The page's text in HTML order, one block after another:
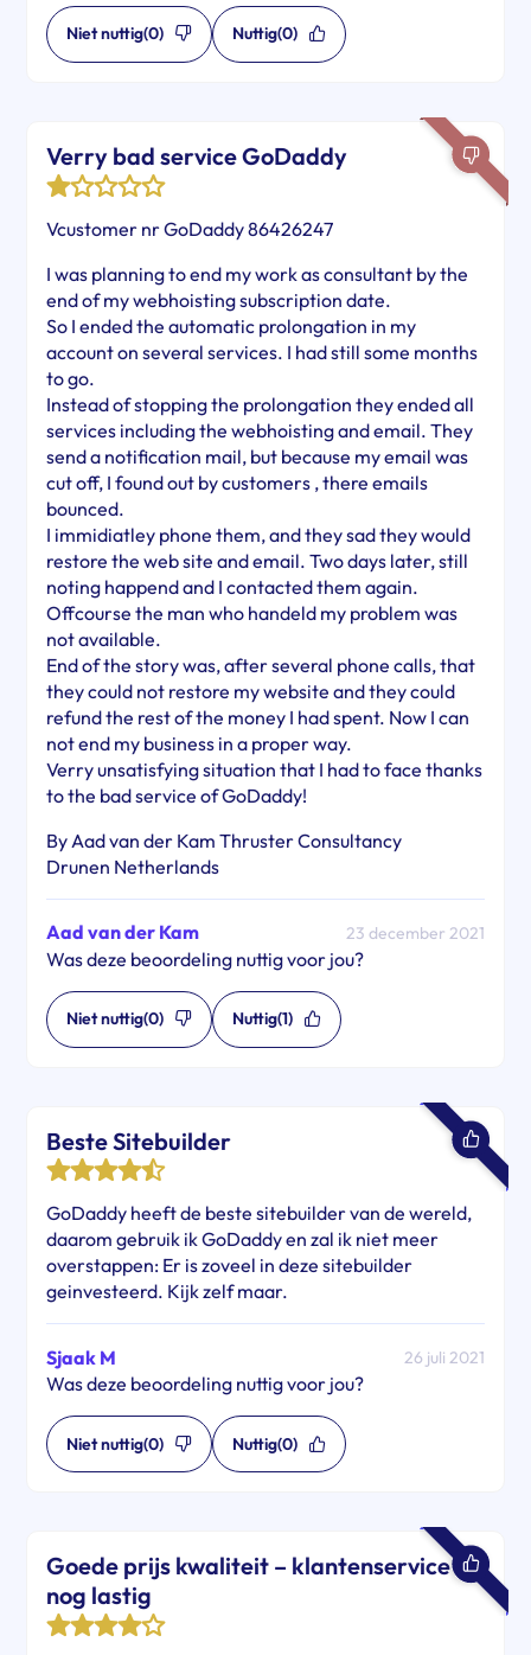
Niet nuttig(0) Nuttig(0)
Verry bad service GoDaddy
Vcustomer nr GoDaddy 86426247
I was planning to end my work as consultant by the
end of my webhoisting subscription date.
So I ended the automatic prolongation in my
account on several services. I had still some months
to go.
Instead of stopping the prolongation they ended all
services including the webhoisting and email. They
send a notification mail, but because my email was
cut off, I found out by customers , there emails
bounced.
I immidiatley phone them, and they sad they would
restore the web site and email. Two days later, still
noting happend and I contacted them again.
Offcourse the man who handeld my problem was
not available.
End of the story was, after several phone calls, that
they could not restore my website and they could
refund the rest of the money I had spent. Now I can
not end my business in a proper way.
Verry unsatisfying situation that I had to face thanks
to the bad service of GoDaddy!
By Aad van der Kam Thruster Consultancy
Drunen Netherlands
Aad van der Kam 23 december 2021
Was deze beoordeling nuttig voor jou?
Niet nuttig(0) Nuttig(1)
Beste Sitebuilder
GoDaddy heeft de beste sitebuilder van de wereld,
daarom gebruik ik GoDaddy en zal ik niet meer
overstappen: Er is zoveel in deze sitebuilder
geinvesteerd. Kijk zelf maar.
Sjaak M 26 juli 2021
Was deze beoordeling nuttig voor jou?
Niet nuttig(0) Nuttig(0)
Goede prijs kwaliteit – klantenservice
nog lastig